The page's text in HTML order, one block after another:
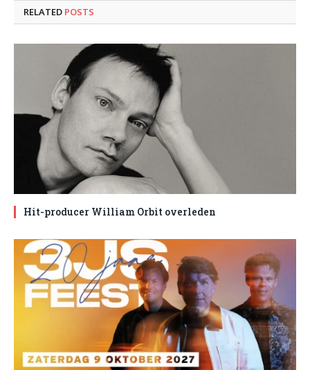
RELATED POSTS
Hit-producer William Orbit overleden